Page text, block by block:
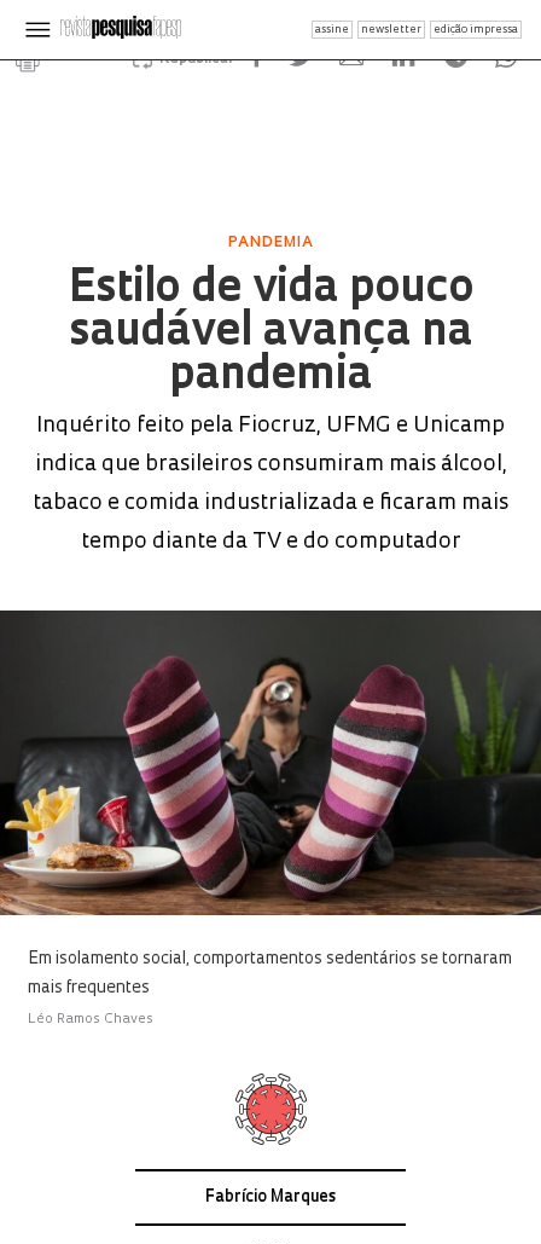
assine newsletter edição impressa
Republicar
PANDEMIA
Estilo de vida pouco
saudável avança na
pandemia
Inquérito feito pela Fiocruz, UFMG e Unicamp
indica que brasileiros consumiram mais álcool,
tabaco e comida industrializada e ficaram mais
tempo diante da TV e do computador
Em isolamento social, comportamentos sedentários se tornaram
mais frequentes
Léo Ramos Chaves
Fabrício Marques